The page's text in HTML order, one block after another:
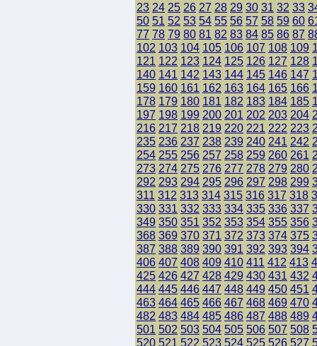
23 24 25 26 27 28 29 30 31 32 33
50 51 52 53 54 55 56 57 58 59 60
77 78 79 80 81 82 83 84 85 86 87
102 103 104 105 106 107 108 109
121 122 123 124 125 126 127 128
140 141 142 143 144 145 146 147
159 160 161 162 163 164 165 166
178 179 180 181 182 183 184 185
197 198 199 200 201 202 203 204
216 217 218 219 220 221 222 223
235 236 237 238 239 240 241 242
254 255 256 257 258 259 260 261
273 274 275 276 277 278 279 280
292 293 294 295 296 297 298 299
311 312 313 314 315 316 317 318
330 331 332 333 334 335 336 337
349 350 351 352 353 354 355 356
368 369 370 371 372 373 374 375
387 388 389 390 391 392 393 394
406 407 408 409 410 411 412 413
425 426 427 428 429 430 431 432
444 445 446 447 448 449 450 451
463 464 465 466 467 468 469 470
482 483 484 485 486 487 488 489
501 502 503 504 505 506 507 508
520 521 522 523 524 525 526 527